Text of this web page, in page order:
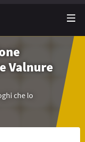
Valnure
che lo